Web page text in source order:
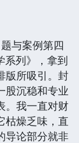
与案例第四
系列》，拿到
版所吸引。封
股沉稳和专业
。我一直对财
枯燥乏味，直
导论部分就非